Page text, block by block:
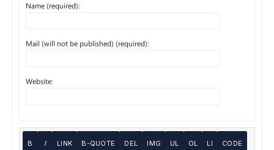
Name (required):
Mail (will not be published) (required):
Website: